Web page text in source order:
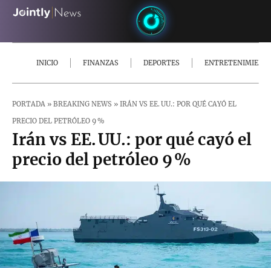
INICIO FINANZAS DEPORTES
PORTADA » BREAKING NEWS » IRÁN VS EE. UU.: POR QUÉ CAYÓ EL
PRECIO DEL PETRÓLEO 9 %
Irán vs EE. UU.: por qué cayó el
precio del petróleo 9 %